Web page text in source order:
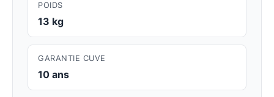
POIDS
13 kg
GARANTIE CUVE
10 ans